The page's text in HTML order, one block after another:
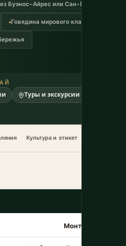
Буэнос-Айрес или Сан-Паулу
Говядина мирового класса
Туры и экскурсии
Культура и этикет
Монтевидео